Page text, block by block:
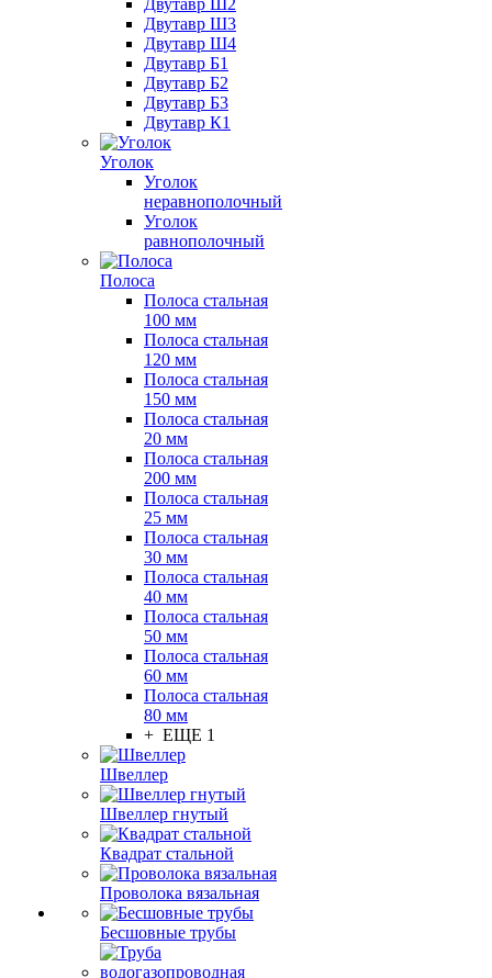
Двутавр Ш2
Двутавр Ш3
Двутавр Ш4
Двутавр Б1
Двутавр Б2
Двутавр Б3
Двутавр К1
Уголок
Уголок
неравнополочный
Уголок
равнополочный
Полоса
Полоса стальная
100 мм
Полоса стальная
120 мм
Полоса стальная
150 мм
Полоса стальная
20 мм
Полоса стальная
200 мм
Полоса стальная
25 мм
Полоса стальная
30 мм
Полоса стальная
40 мм
Полоса стальная
50 мм
Полоса стальная
60 мм
Полоса стальная
80 мм
+ ЕЩЕ 1
Швеллер
Швеллер гнутый
Квадрат стальной
Проволока вязальная
Бесшовные трубы